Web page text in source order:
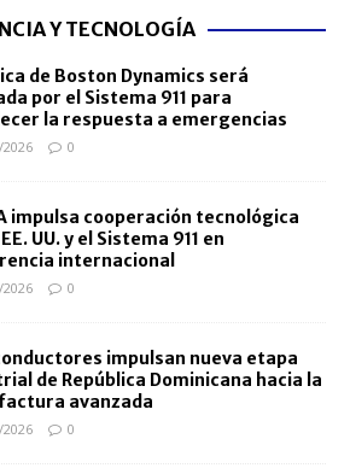
Y TECNOLOGÍA
de Boston Dynamics será
por el Sistema 911 para
la respuesta a emergencias
0
impulsa cooperación tecnológica
UU. y el Sistema 911 en
internacional
0
impulsan nueva etapa
de República Dominicana hacia la
avanzada
0